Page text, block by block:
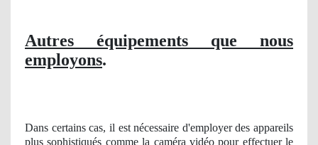
Autres équipements que nous
employons.
Dans certains cas, il est nécessaire d'employer des appareils
plus sophistiqués comme la caméra vidéo pour effectuer le